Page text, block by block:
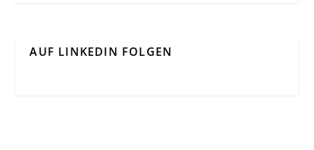
AUF LINKEDIN FOLGEN